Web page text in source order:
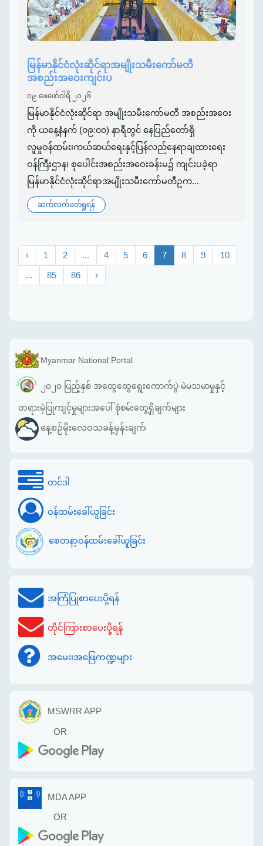
မြန်မာနိုင်ငံလုံးဆိုင်ရာအမျိုးသမီးကော်မတီ
အစည်းအဝေးကျင်းပ
၀၉ ဖေဖော်ဝါရီ ၂၀၂၆
မြန်မာနိုင်ငံလုံးဆိုင်ရာ အမျိုးသမီးကော်မတီ အစည်းအဝေး
ကို ယနေ့နံနက် (၀၉:၀၀) နာရီတွင် နေပြည်တော်ရှိ
လူမှုဝန်ထမ်း၊ကယ်ဆယ်ရေးနှင့်ပြန်လည်နေရာချထားရေး
ဝန်ကြီးဌာန၊ စုပေါင်းအစည်းအဝေးခန်းမ၌ ကျင်းပခဲ့ရာ
မြန်မာနိုင်ငံလုံးဆိုင်ရာအမျိုးသမီးကော်မတီဥက...
ဆက်လက်ဖတ်ရှုရန်
‹ 1 2 ... 4 5 6 7 8 9 10
... 85 86 ›
Myanmar National Portal
၂၀၂၀ ပြည့်နှစ် အထွေထွေရွေးကောက်ပွဲ မဲမသမာမှုနှင့်
တရားမဲ့ပြုကျင့်မှုများအပေါ် စုံစမ်းတွေ့ရှိချက်များ
နေ့စဉ်မိုးလေဝသခန့်မှန်းချက်
တင်ဒါ
ဝန်ထမ်းခေါ်ယူခြင်း
စေတနာ့ဝန်ထမ်းခေါ်ယူခြင်း
အကြံပြုစာပေးပို့ရန်
တိုင်ကြားစာပေးပို့ရန်
အမေး၊အဖြေကဏ္ဍများ
MSWRR APP
OR
MDA APP
OR